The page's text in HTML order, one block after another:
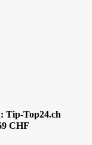
Tip-Top24.ch
CHF